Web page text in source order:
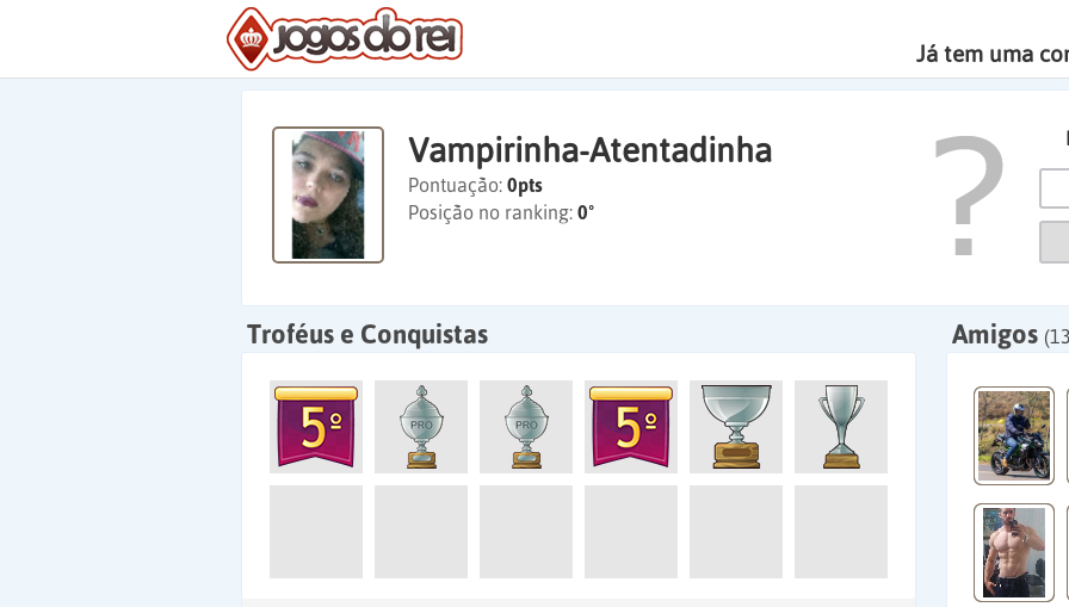
Já tem uma
Vampirinha-Atentadinha
Pontuação: 0pts
Posição no ranking: 0º
Troféus e Conquistas Amigos